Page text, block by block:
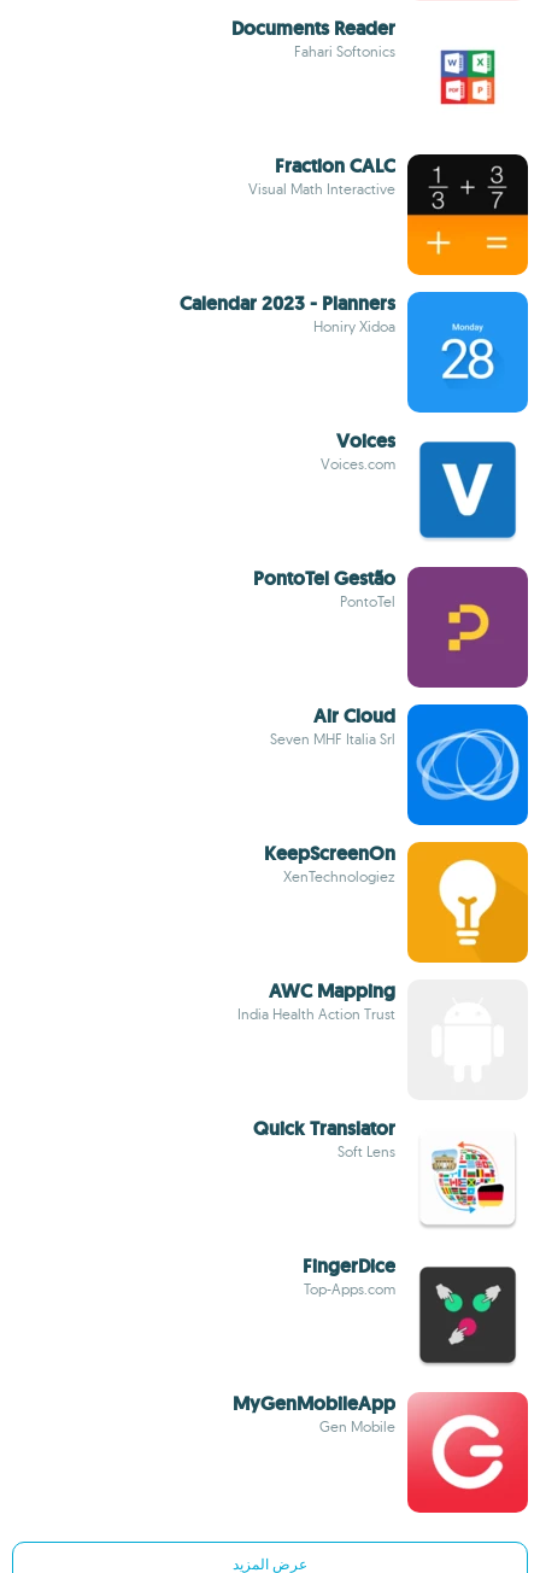
Documents Reader
Fahari Softonics
Fraction CALC
Visual Math Interactive
Calendar 2023 - Planners
Honiry Xidoa
Voices
Voices.com
PontoTel Gestão
PontoTel
Air Cloud
Seven MHF Italia Srl
KeepScreenOn
XenTechnologiez
AWC Mapping
India Health Action Trust
Quick Translator
Soft Lens
FingerDice
Top-Apps.com
MyGenMobileApp
Gen Mobile
عرض المزيد